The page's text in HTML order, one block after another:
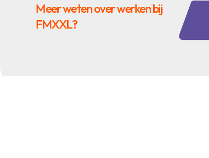
Meer weten over werken bij
FMXXL?